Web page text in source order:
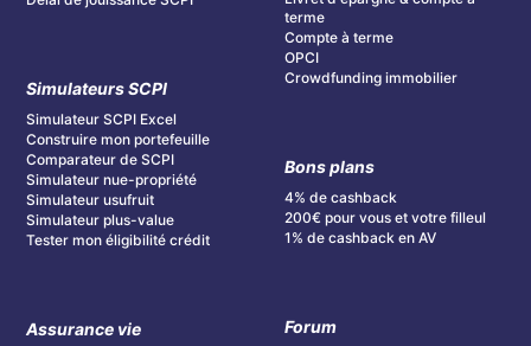
Simulateurs SCPI
Simulateur SCPI Excel
Construire mon portefeuille
Comparateur de SCPI
Simulateur nue-propriété
Simulateur usufruit
Simulateur plus-value
Tester mon éligibilité crédit
Assurance vie
terme
Compte à terme
OPCI
Crowdfunding immobilier
Bons plans
4% de cashback
200€ pour vous et votre filleul
1% de cashback en AV
Forum